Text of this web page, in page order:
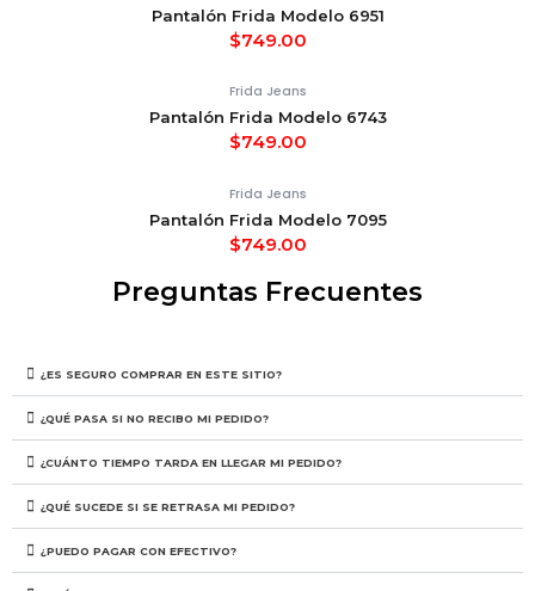
Pantalón Frida Modelo 6951
$749.00
Frida Jeans
Pantalón Frida Modelo 6743
$749.00
Frida Jeans
Pantalón Frida Modelo 7095
$749.00
Preguntas Frecuentes
¿ES SEGURO COMPRAR EN ESTE SITIO?
¿QUÉ PASA SI NO RECIBO MI PEDIDO?
¿CUÁNTO TIEMPO TARDA EN LLEGAR MI PEDIDO?
¿QUÉ SUCEDE SI SE RETRASA MI PEDIDO?
¿PUEDO PAGAR CON EFECTIVO?